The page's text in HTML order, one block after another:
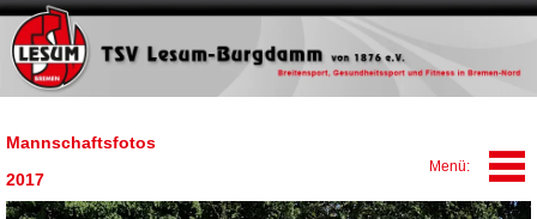
Mannschaftsfotos
2017